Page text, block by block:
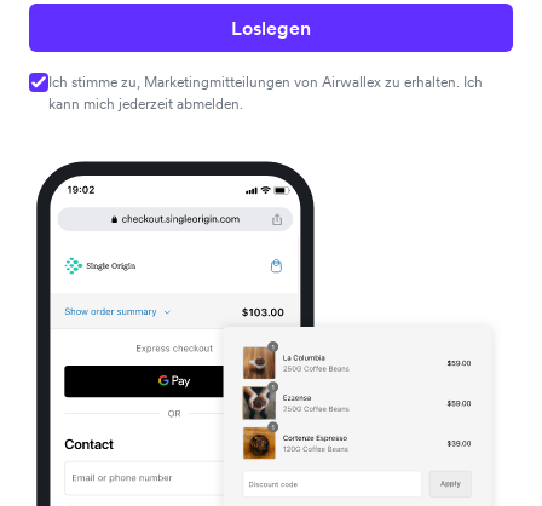
Loslegen
Ich stimme zu, Marketingmitteilungen von Airwallex zu erhalten. Ich
kann mich jederzeit abmelden.